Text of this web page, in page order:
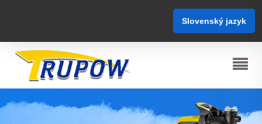
Slovenský jazyk